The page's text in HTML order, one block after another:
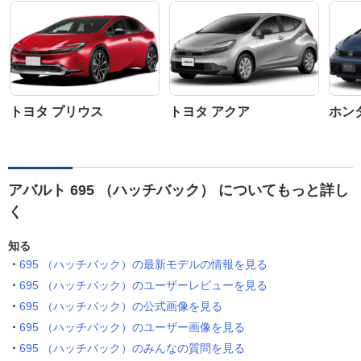
トヨタ プリウス トヨタ アクア ホン
アバルト 695 （ハッチバック） についてもっと詳し
く
知る
695 （ハッチバック）の最新モデルの情報を見る
695 （ハッチバック）のユーザーレビューを見る
695 （ハッチバック）の公式画像を見る
695 （ハッチバック）のユーザー画像を見る
695 （ハッチバック）のみんなの質問を見る